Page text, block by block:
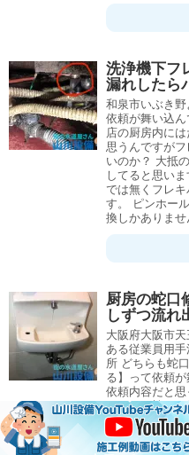
洗浄機下フ
漏れしたら
和泉市いぶき
依頼が舞い込
店の厨房内に
思うんですが
いのか？ 大抵
してると思い
では無くフレ
す。 ピンホー
換しかありませ
厨房の蛇口
しずつ流れ
大阪府大阪市
ある従業員用手
所 どちらも蛇
る】って依頼
依頼内容だと思
どちらの蛇口
（大泣） この
ち出来なかっ
山川設備を呼